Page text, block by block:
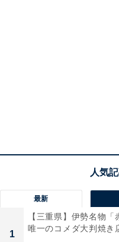
最新
1
【三重県】伊勢名物
唯一のコメダ大判焼き